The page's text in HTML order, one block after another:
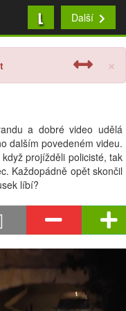
L Další
×
a dobré video udělá
dalším povedeném videu.
projížděli policisté, tak
Každopádně opět skončil
líbí?